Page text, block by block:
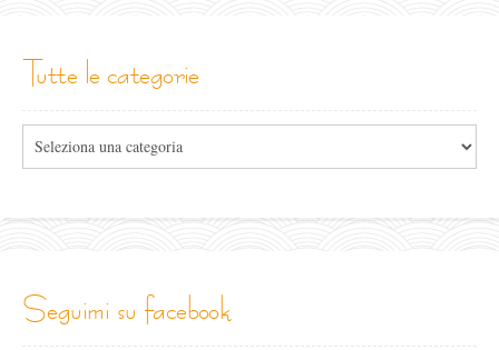
tutte le categorie
seguimi su facebook